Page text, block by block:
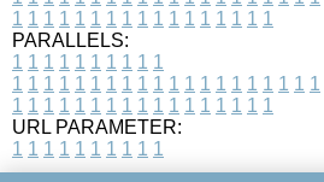
1 1 1 1 1 1 1 1 1 1 1 1 1 1 1 1 1
PARALLELS:
1 1 1 1 1 1 1 1 1 1
1 1 1 1 1 1 1 1 1 1 1 1 1 1 1 1 1 1 1 1
1 1 1 1 1 1 1 1 1 1 1 1 1 1 1 1 1
URL PARAMETER:
1 1 1 1 1 1 1 1 1 1